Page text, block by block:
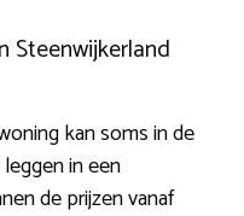
Steenwijkerland
kan soms in de
in een
de prijzen vanaf